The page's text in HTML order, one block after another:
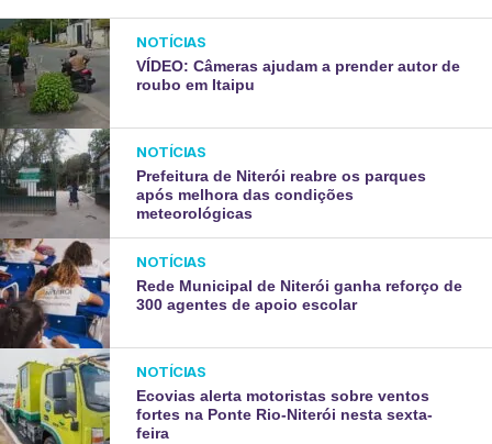
NOTÍCIAS
VÍDEO: Câmeras ajudam a prender autor de
roubo em Itaipu
NOTÍCIAS
Prefeitura de Niterói reabre os parques
após melhora das condições
meteorológicas
NOTÍCIAS
Rede Municipal de Niterói ganha reforço de
300 agentes de apoio escolar
NOTÍCIAS
Ecovias alerta motoristas sobre ventos
fortes na Ponte Rio-Niterói nesta sexta-
feira